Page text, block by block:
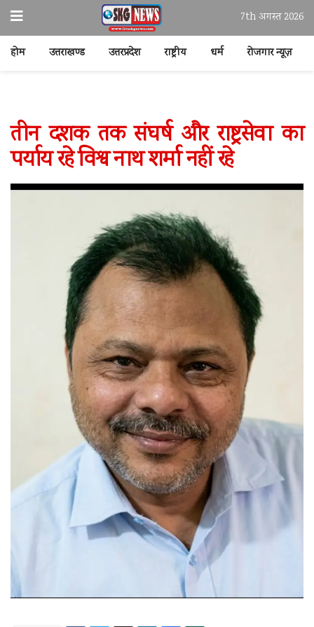
7th अगस्त 2026
होम उत्तराखण्ड उत्तरप्रदेश राष्ट्रीय धर्म रोजगार न्यूज़
तीन दशक तक संघर्ष और राष्ट्रसेवा का
पर्याय रहे विश्व नाथ शर्मा नहीं रहे